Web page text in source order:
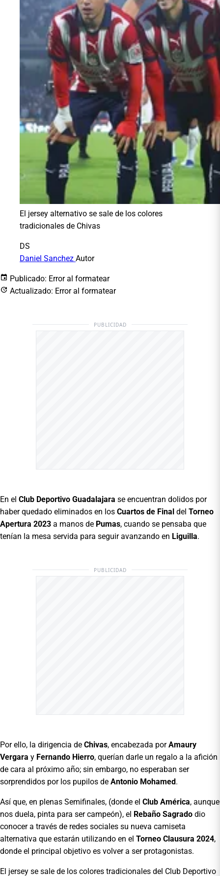
El jersey alternativo se sale de los colores
tradicionales de Chivas
DS
Daniel Sanchez Autor
Publicado: Error al formatear
Actualizado: Error al formatear
PUBLICIDAD
En el Club Deportivo Guadalajara se encuentran dolidos por
haber quedado eliminados en los Cuartos de Final del Torneo
Apertura 2023 a manos de Pumas, cuando se pensaba que
tenían la mesa servida para seguir avanzando en Liguilla.
PUBLICIDAD
Por ello, la dirigencia de Chivas, encabezada porAmaury
Vergara y Fernando Hierro, querían darle un regalo a la afición
de cara al próximo año; sin embargo, no esperaban ser
sorprendidos por los pupilos de Antonio Mohamed.
Así que, en plenas Semifinales, (donde el Club América, aunque
nos duela, pinta para ser campeón), el Rebaño Sagrado dio
conocer a través de redes sociales su nueva camiseta
alternativa que estarán utilizando en el Torneo Clausura 2024,
donde el principal objetivo es volver a ser protagonistas.
El jersey se sale de los colores tradicionales del Club Deportivo